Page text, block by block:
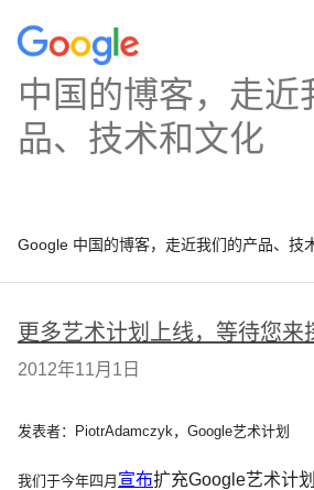
中国的博客，走近
品、技术和文化
Google 中国的博客，走近我们的产品、技
更多艺术计划上线，等待您来
2012年11月1日
发表者：PiotrAdamczyk，Google艺术计划
我们于今年四月 宣布扩充Google艺术计